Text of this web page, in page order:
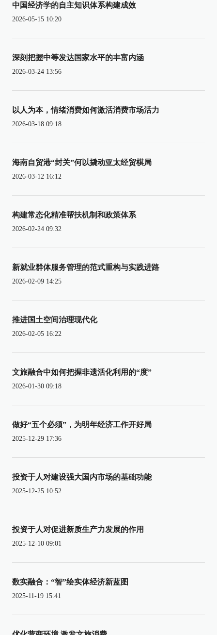
中国经济学的自主知识体系构建成效
2026-05-15 10:20
深刻把握中等发达国家水平的丰富内涵
2026-03-24 13:56
以人为本，情绪消费如何激活消费市场活力
2026-03-18 09:18
海南自贸港“封关”何以撬动亚太经贸棋局
2026-03-12 16:12
构建常态化精准帮扶机制和政策体系
2026-02-24 09:32
新就业群体服务管理的范式重构与实践进路
2026-02-09 14:25
推进国土空间治理现代化
2026-02-05 16:22
文旅融合中如何把握非遗活化利用的“度”
2026-01-30 09:18
做好“五个必须”，为明年经济工作开好局
2025-12-29 17:36
投资于人对建设强大国内市场的基础功能
2025-12-25 10:52
投资于人对促进新质生产力发展的作用
2025-12-10 09:01
数实融合：“智”绘实体经济新蓝图
2025-11-19 15:41